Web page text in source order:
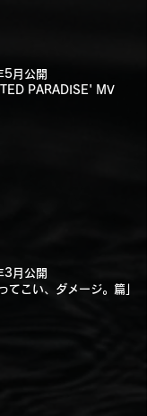
月公開
PARADISE' MV
月公開
てこい、ダメージ。篇」